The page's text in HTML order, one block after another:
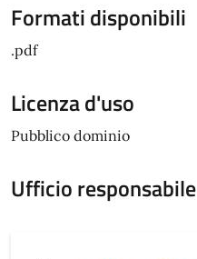
Formati disponibili
.pdf
Licenza d'uso
Pubblico dominio
Ufficio responsabile